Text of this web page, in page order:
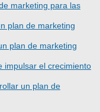
marketing para las
plan de marketing
plan de marketing
impulsar el crecimiento
un plan de